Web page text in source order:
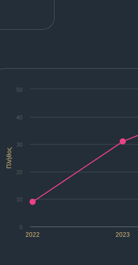
Πλήθος
2022 2023
0
10
20
30
40
50